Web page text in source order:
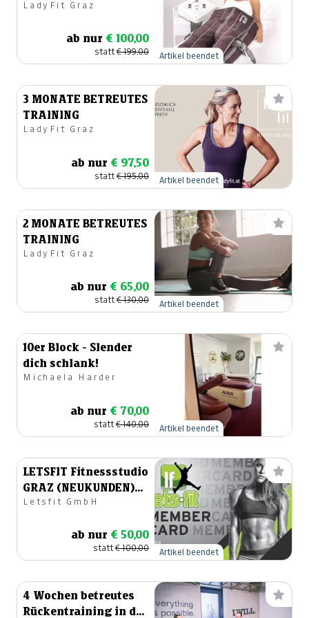
LadyFit Graz
ab nur € 100,00
statt€ 199,00 Artikel beendet
3 MONATE BETREUTES
TRAINING
LadyFit Graz
ab nur € 97,50
statt€ 195,00 Artikel beendet
2 MONATE BETREUTES
TRAINING
LadyFit Graz
ab nur € 65,00
statt€ 130,00 Artikel beendet
10er Block - Slender
dich schlank!
Michaela Harder
ab nur € 70,00
statt€ 140,00 Artikel beendet
LETSFIT Fitnessstudio
GRAZ (NEUKUNDEN)
Wertgutschein €
Letsfit GmbH
ab nur € 50,00
statt€ 100,00 Artikel beendet
4 Wochen betreutes
Rückentraining in der